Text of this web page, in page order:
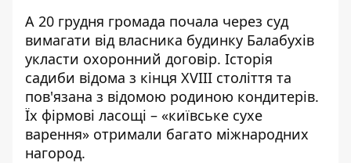
А 20 грудня громада почала через суд
вимагати від власника будинку Балабухів
укласти охоронний договір. Історія
садиби відома з кінця XVIII століття та
пов'язана з відомою родиною кондитерів.
Їх фірмові ласощі – «київське сухе
варення» отримали багато міжнародних
нагород.